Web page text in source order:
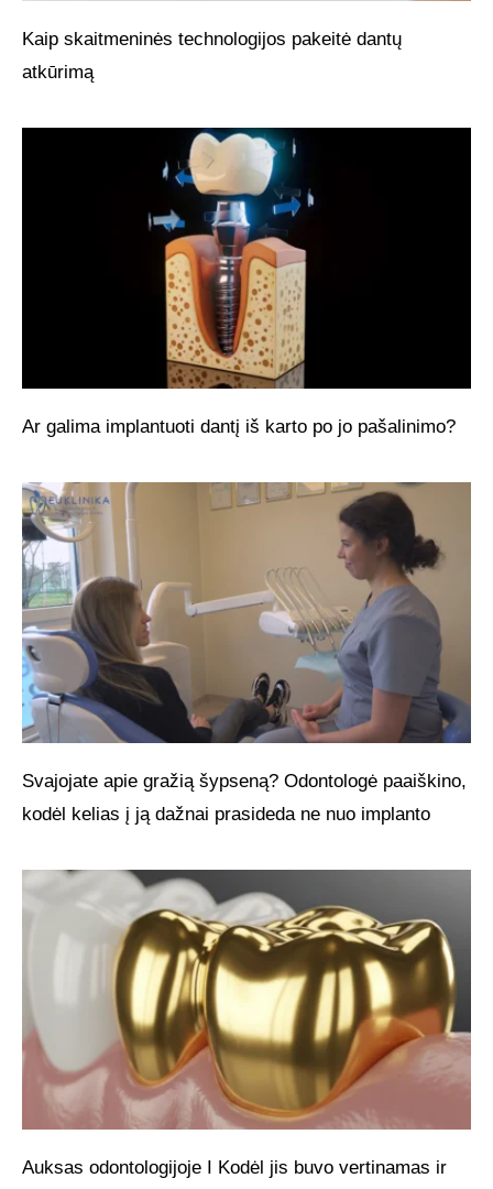
Kaip skaitmeninės technologijos pakeitė dantų
atkūrimą
Ar galima implantuoti dantį iš karto po jo pašalinimo?
Svajojate apie gražią šypseną? Odontologė paaiškino,
kodėl kelias į ją dažnai prasideda ne nuo implanto
Auksas odontologijoje I Kodėl jis buvo vertinamas ir